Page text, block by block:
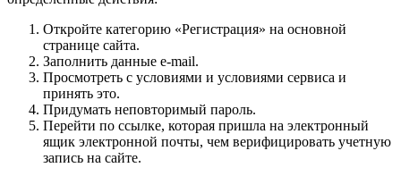
Откройте категорию «Регистрация» на основной
странице сайта.
Заполнить данные e-mail.
Просмотреть с условиями и условиями сервиса и
принять это.
Придумать неповторимый пароль.
Перейти по ссылке, которая пришла на электронный
ящик электронной почты, чем верифицировать учетную
запись на сайте.